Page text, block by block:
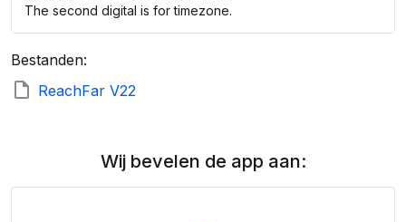
The second digital is for timezone.
Bestanden:
ReachFar V22
Wij bevelen de app aan: